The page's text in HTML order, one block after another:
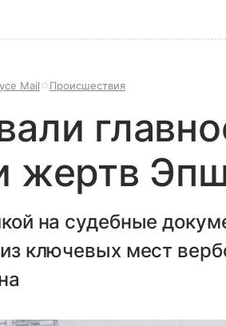
Mail Происшествия
жертв
на судебные
ключевых мест